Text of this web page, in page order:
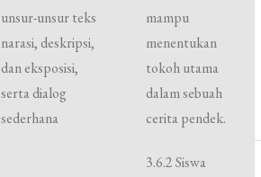
unsur-unsur teks
narasi, deskripsi,
dan eksposisi,
serta dialog
sederhana
mampu
menentukan
tokoh utama
dalam sebuah
cerita pendek.
3.6.2 Siswa